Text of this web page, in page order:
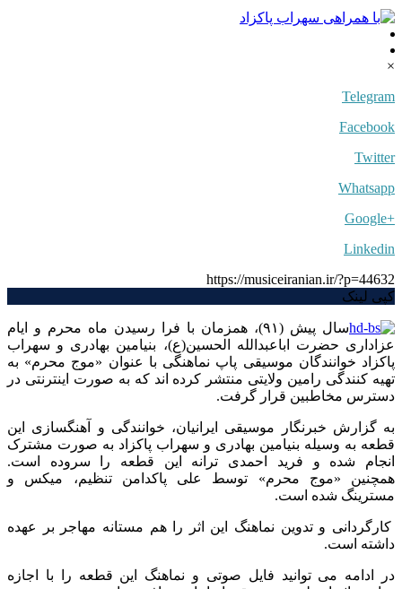
×
Telegram
Facebook
Twitter
Whatsapp
+Google
Linkedin
https://musiceiranian.ir/?p=44632
کپی لینک
سال پیش (۹۱)، همزمان با فرا رسیدن ماه محرم و ایام
عزاداری حضرت اباعبدالله الحسین(ع)، بنیامین بهادری و سهراب
پاکزاد خوانندگان موسیقی پاپ نماهنگی با عنوان «موج محرم» به
تهیه کنندگی رامین ولایتی منتشر کرده اند که به صورت اینترنتی در
دسترس مخاطبین قرار گرفت.
به گزارش خبرنگار موسیقی ایرانیان، خوانندگی و آهنگسازی این
قطعه به وسیله بنیامین بهادری و سهراب پاکزاد به صورت مشترک
انجام شده و فرید احمدی ترانه این قطعه را سروده است.
همچنین «موج محرم» توسط علی پاکدامن تنظیم، میکس و
مسترینگ شده است.
کارگردانی و تدوین نماهنگ این اثر را هم مستانه مهاجر بر عهده
داشته است.
در ادامه می توانید فایل صوتی و نماهنگ این قطعه را با اجازه